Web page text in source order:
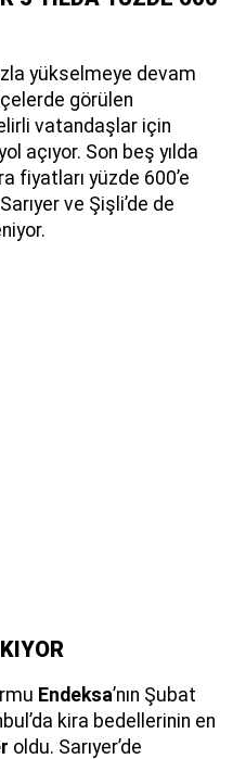
yükselmeye devam
görülen
vatandaşlar için
açıyor. Son beş yılda
fiyatları yüzde 600’e
ve Şişli’de de
Endeksa’nın Şubat
kira bedellerinin en
oldu. Sarıyer’de